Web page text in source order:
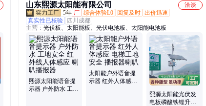
山东熙源太阳能有限公司
洽谈
5年 厂 综合体验L0 回复及时 出价迅速
真实性已核验
四川成都
主营： 光伏板、太阳能板、光伏电池板、太阳能电池板
熙源太阳能语音提
示器 户外防水 工地
太阳能户外语音提
示器 红外人体感应
熙源太阳能光伏发
电板磷酸铁锂升降